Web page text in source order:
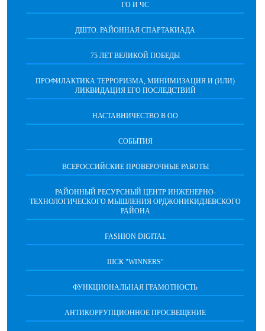
ГО И ЧС
ДШТО. РАЙОННАЯ СПАРТАКИАДА
75 ЛЕТ ВЕЛИКОЙ ПОБЕДЫ
ПРОФИЛАКТИКА ТЕРРОРИЗМА, МИНИМИЗАЦИЯ И (ИЛИ)
ЛИКВИДАЦИЯ ЕГО ПОСЛЕДСТВИЙ
НАСТАВНИЧЕСТВО В ОО
СОБЫТИЯ
ВСЕРОССИЙСКИЕ ПРОВЕРОЧНЫЕ РАБОТЫ
РАЙОННЫЙ РЕСУРСНЫЙ ЦЕНТР ИНЖЕНЕРНО-
ТЕХНОЛОГИЧЕСКОГО МЫШЛЕНИЯ ОРДЖОНИКИДЗЕВСКОГО
РАЙОНА
FASHION DIGITAL
ШСК "WINNERS"
ФУНКЦИОНАЛЬНАЯ ГРАМОТНОСТЬ
АНТИКОРРУПЦИОННОЕ ПРОСВЕЩЕНИЕ